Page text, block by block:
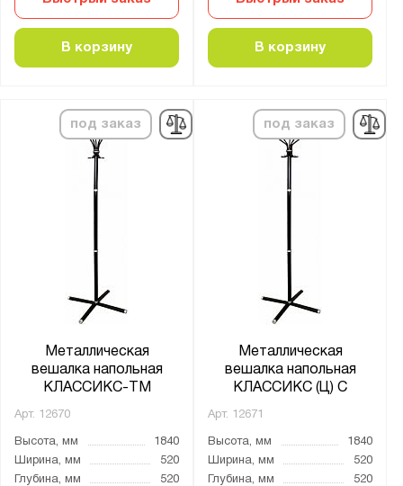
В корзину В корзину
под заказ
Металлическая
вешалка напольная
КЛАССИКС-ТМ
Арт. 12670
Высота, мм
1840
Ширина, мм
520
Глубина, мм
520
под заказ
Металлическая
вешалка напольная
КЛАССИКС (Ц) С
Арт. 12671
Высота, мм
1840
Ширина, мм
520
Глубина, мм
520